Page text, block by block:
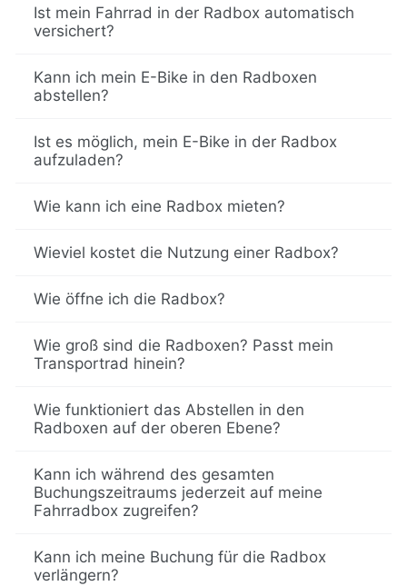
Ist mein Fahrrad in der Radbox automatisch
versichert?
Kann ich mein E-Bike in den Radboxen
abstellen?
Ist es möglich, mein E-Bike in der Radbox
aufzuladen?
Wie kann ich eine Radbox mieten?
Wieviel kostet die Nutzung einer Radbox?
Wie öffne ich die Radbox?
Wie groß sind die Radboxen? Passt mein
Transportrad hinein?
Wie funktioniert das Abstellen in den
Radboxen auf der oberen Ebene?
Kann ich während des gesamten
Buchungszeitraums jederzeit auf meine
Fahrradbox zugreifen?
Kann ich meine Buchung für die Radbox
verlängern?